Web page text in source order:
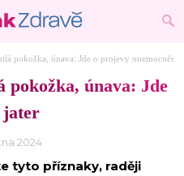
pokožka, únava: Jde o projevy onemocnění
pokožka, únava: Jde
jater
2024
tyto příznaky, raději